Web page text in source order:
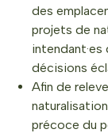
des
projets de
décisions
Afin de
précoce du